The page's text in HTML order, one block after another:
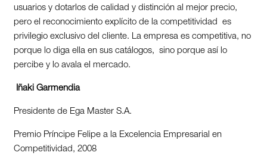
usuarios y dotarlos de calidad y distinción al mejor precio,
pero el reconocimiento explícito de la competitividad es
privilegio exclusivo del cliente. La empresa es competitiva, no
porque lo diga ella en sus catálogos, sino porque así lo
percibe y lo avala el mercado.
Iñaki Garmendia
Presidente de Ega Master S.A.
Premio Príncipe Felipe a la Excelencia Empresarial en
Competitividad, 2008